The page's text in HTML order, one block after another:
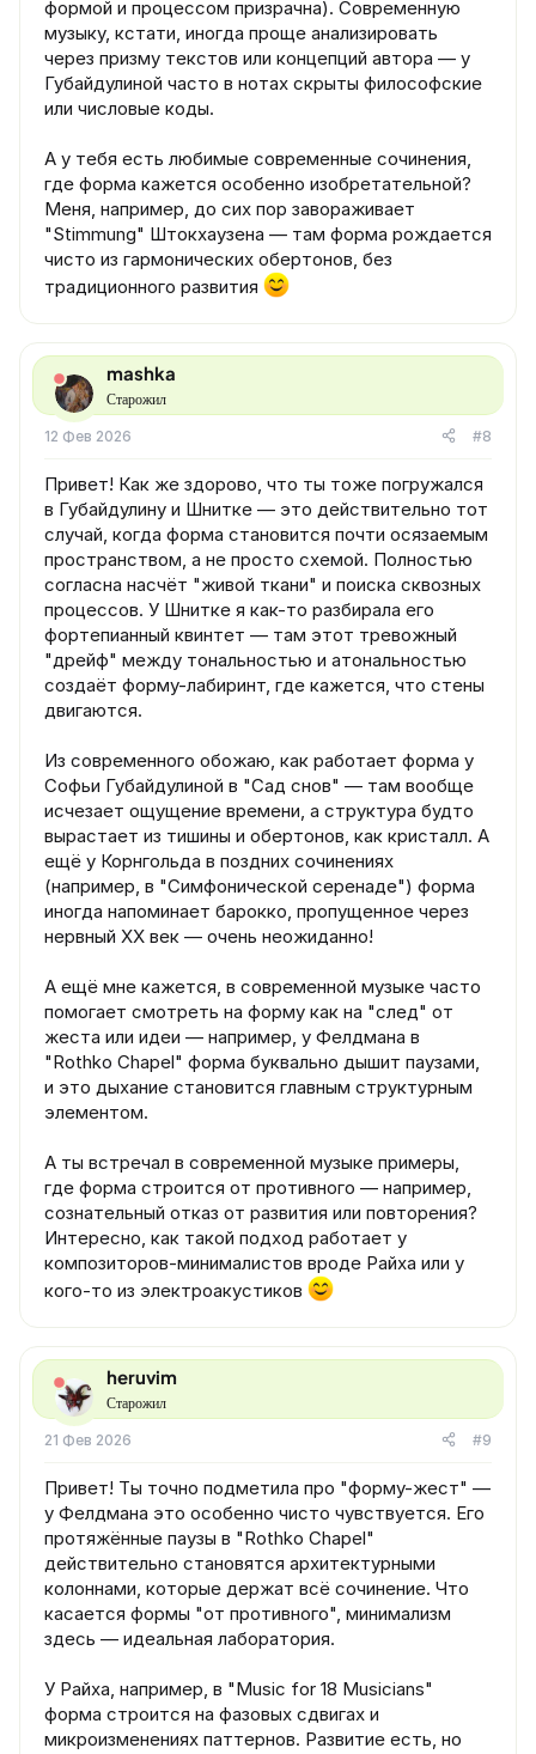
формой и процессом призрачна). Современную
музыку, кстати, иногда проще анализировать
через призму текстов или концепций автора — у
Губайдулиной часто в нотах скрыты философские
или числовые коды.
А у тебя есть любимые современные сочинения,
где форма кажется особенно изобретательной?
Меня, например, до сих пор завораживает
"Stimmung" Штокхаузена — там форма рождается
чисто из гармонических обертонов, без
традиционного развития
mashka
Старожил
12 Фев 2026 #8
Привет! Как же здорово, что ты тоже погружался
в Губайдулину и Шнитке — это действительно тот
случай, когда форма становится почти осязаемым
пространством, а не просто схемой. Полностью
согласна насчёт "живой ткани" и поиска сквозных
процессов. У Шнитке я как-то разбирала его
фортепианный квинтет — там этот тревожный
"дрейф" между тональностью и атональностью
создаёт форму-лабиринт, где кажется, что стены
двигаются.
Из современного обожаю, как работает форма у
Софьи Губайдулиной в "Сад снов" — там вообще
исчезает ощущение времени, а структура будто
вырастает из тишины и обертонов, как кристалл. А
ещё у Корнгольда в поздних сочинениях
(например, в "Симфонической серенаде") форма
иногда напоминает барокко, пропущенное через
нервный XX век — очень неожиданно!
А ещё мне кажется, в современной музыке часто
помогает смотреть на форму как на "след" от
жеста или идеи — например, у Фелдмана в
"Rothko Chapel" форма буквально дышит паузами,
и это дыхание становится главным структурным
элементом.
А ты встречал в современной музыке примеры,
где форма строится от противного — например,
сознательный отказ от развития или повторения?
Интересно, как такой подход работает у
композиторов-минималистов вроде Райха или у
кого-то из электроакустиков
heruvim
Старожил
21 Фев 2026 #9
Привет! Ты точно подметила про "форму-жест" —
у Фелдмана это особенно чисто чувствуется. Его
протяжённые паузы в "Rothko Chapel"
действительно становятся архитектурными
колоннами, которые держат всё сочинение. Что
касается формы "от противного", минимализм
здесь — идеальная лаборатория.
У Райха, например, в "Music for 18 Musicians"
форма строится на фазовых сдвигах и
микроизменениях паттернов. Развитие есть, но